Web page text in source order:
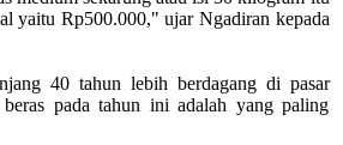
yaitu Rp500.000," ujar Ngadiran kepada
40 tahun lebih berdagang di pasar
pada tahun ini adalah yang paling